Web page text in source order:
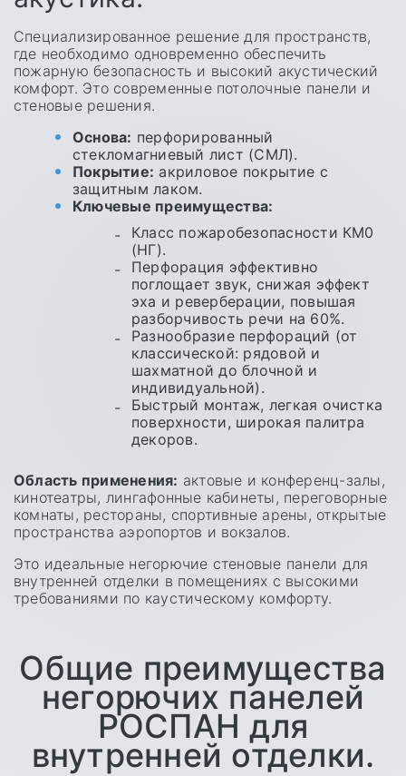
Специализированное решение для пространств,
где необходимо одновременно обеспечить
пожарную безопасность и высокий акустический
комфорт. Это современные потолочные панели и
стеновые решения.
Основа: перфорированный
стекломагниевый лист (СМЛ).
Покрытие: акриловое покрытие с
защитным лаком.
Ключевые преимущества:
Класс пожаробезопасности КМ0
(НГ).
Перфорация эффективно
поглощает звук, снижая эффект
эха и реверберации, повышая
разборчивость речи на 60%.
Разнообразие перфораций (от
классической: рядовой и
шахматной до блочной и
индивидуальной).
Быстрый монтаж, легкая очистка
поверхности, широкая палитра
декоров.
Область применения: актовые и конференц-залы,
кинотеатры, лингафонные кабинеты, переговорные
комнаты, рестораны, спортивные арены, открытые
пространства аэропортов и вокзалов.
Это идеальные негорючие стеновые панели для
внутренней отделки в помещениях с высокими
требованиями по каустическому комфорту.
Общие преимущества
негорючих панелей
РОСПАН для
внутренней отделки.